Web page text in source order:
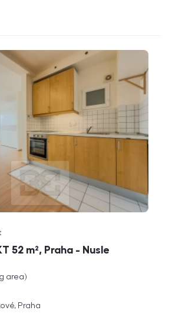
52 m², Praha - Nusle
area
Praha